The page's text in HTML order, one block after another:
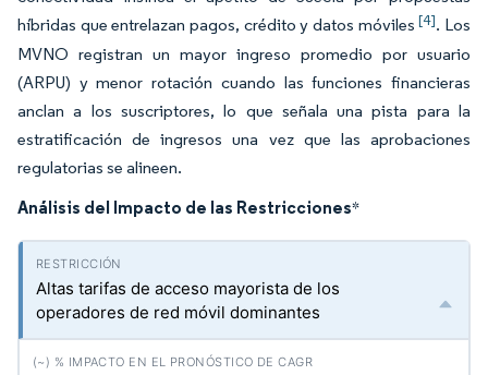
híbridas que entrelazan pagos, crédito y datos móviles[4]. Los
MVNO registran un mayor ingreso promedio por usuario
(ARPU) y menor rotación cuando las funciones financieras
anclan a los suscriptores, lo que señala una pista para la
estratificación de ingresos una vez que las aprobaciones
regulatorias se alineen.
Análisis del Impacto de las Restricciones*
Altas tarifas de acceso mayorista de los
operadores de red móvil dominantes